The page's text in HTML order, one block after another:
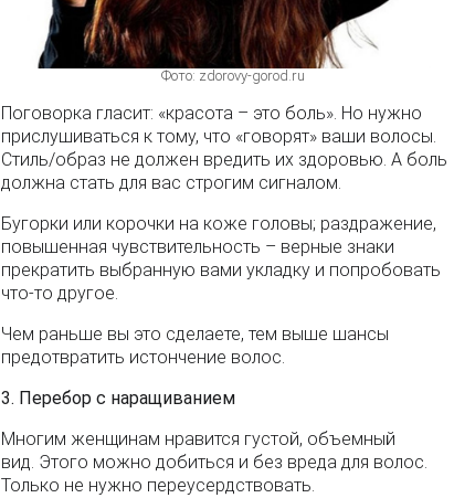
Фото: zdorovy-gorod.ru
Поговорка гласит: «красота – это боль». Но нужно
прислушиваться к тому, что «говорят» ваши волосы.
Стиль/образ не должен вредить их здоровью. А боль
должна стать для вас строгим сигналом.
Бугорки или корочки на коже головы; раздражение,
повышенная чувствительность – верные знаки
прекратить выбранную вами укладку и попробовать
что-то другое.
Чем раньше вы это сделаете, тем выше шансы
предотвратить истончение волос.
3. Перебор с наращиванием
Многим женщинам нравится густой, объемный
вид. Этого можно добиться и без вреда для волос.
Только не нужно переусердствовать.